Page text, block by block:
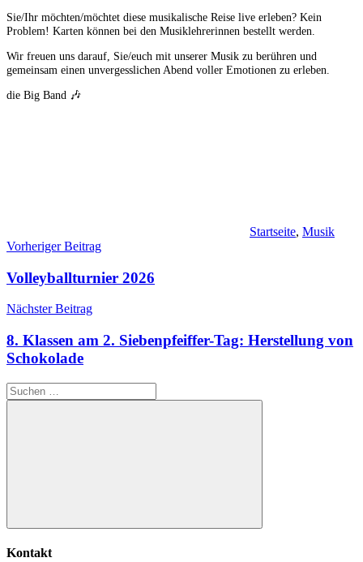
Sie/Ihr möchten/möchtet diese musikalische Reise live erleben? Kein
Problem! Karten können bei den Musiklehrerinnen bestellt werden.
Wir freuen uns darauf, Sie/euch mit unserer Musik zu berühren und
gemeinsam einen unvergesslichen Abend voller Emotionen zu erleben.
die Big Band 🎶
Startseite, Musik
Beitragsnavigation
Vorheriger Beitrag
Volleyballturnier 2026
Nächster Beitrag
8. Klassen am 2. Siebenpfeiffer-Tag: Herstellung von
Schokolade
Suchen
nach:
Suchen
Kontakt